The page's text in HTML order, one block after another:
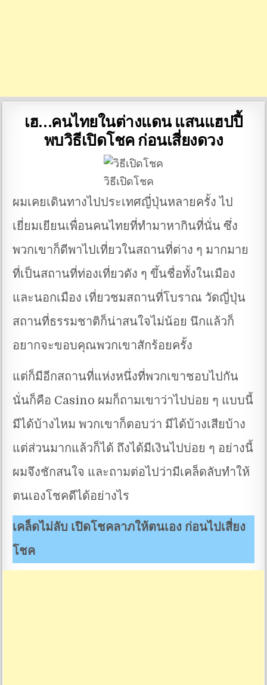
เฮ…คนไทยในต่างแดน แสนแฮปปี้
พบวิธีเปิดโชค ก่อนเสี่ยงดวง
วิธีเปิดโชค
ผมเคยเดินทางไปประเทศญี่ปุ่นหลายครั้ง ไป
เยี่ยมเยียนเพื่อนคนไทยที่ทำมาหากินที่นั่น ซึ่ง
พวกเขาก็ดีพาไปเที่ยวในสถานที่ต่าง ๆ มากมาย
ที่เป็นสถานที่ท่องเที่ยวดัง ๆ ขึ้นชื่อทั้งในเมือง
และนอกเมือง เที่ยวชมสถานที่โบราณ วัดญี่ปุ่น
สถานที่ธรรมชาติก็น่าสนใจไม่น้อย นึกแล้วก็
อยากจะขอบคุณพวกเขาสักร้อยครั้ง
แต่ก็มีอีกสถานที่แห่งหนึ่งที่พวกเขาชอบไปกัน
นั่นก็คือ Casino ผมก็ถามเขาว่าไปบ่อย ๆ แบบนี้
มีได้บ้างไหม พวกเขาก็ตอบว่า มีได้บ้างเสียบ้าง
แต่ส่วนมากแล้วก็ได้ ถึงได้มีเงินไปบ่อย ๆ อย่างนี้
ผมจึงชักสนใจ และถามต่อไปว่ามีเคล็ดลับทำให้
ตนเองโชคดีได้อย่างไร
เคล็ดไม่ลับ เปิดโชคลาภให้ตนเอง ก่อนไปเสี่ยง
โชค